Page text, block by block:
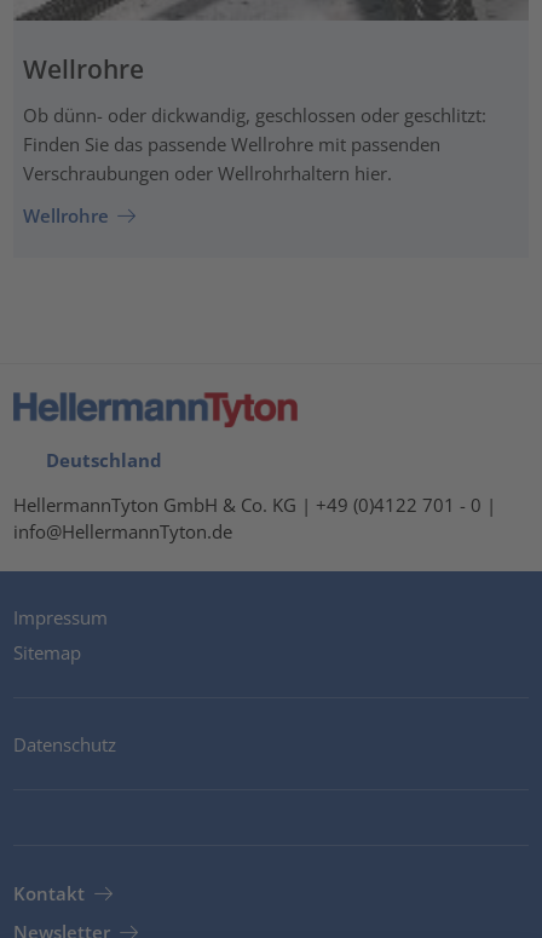
Wellrohre
Ob dünn- oder dickwandig, geschlossen oder geschlitzt:
Finden Sie das passende Wellrohre mit passenden
Verschraubungen oder Wellrohrhaltern hier.
Wellrohre
Deutschland
HellermannTyton GmbH & Co. KG | +49 (0)4122 701 - 0 |
info@HellermannTyton.de
Impressum
Sitemap
Datenschutz
Kontakt
Newsletter